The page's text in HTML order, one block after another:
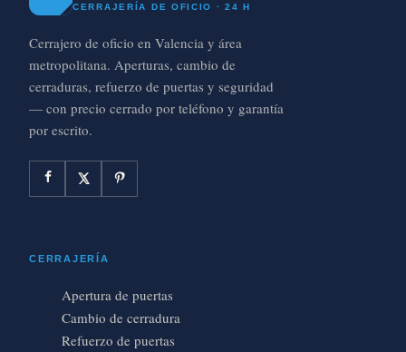
CERRAJERÍA DE OFICIO · 24 H
Cerrajero de oficio en Valencia y área
metropolitana. Aperturas, cambio de
cerraduras, refuerzo de puertas y seguridad
— con precio cerrado por teléfono y garantía
por escrito.
CERRAJERÍA
Apertura de puertas
Cambio de cerradura
Refuerzo de puertas